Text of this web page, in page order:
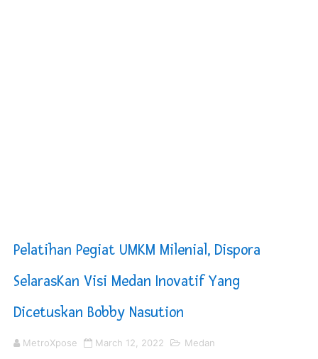
Pelatihan Pegiat UMKM Milenial, Dispora
SelarasKan Visi Medan Inovatif Yang
Dicetuskan Bobby Nasution
MetroXpose March 12, 2022 Medan